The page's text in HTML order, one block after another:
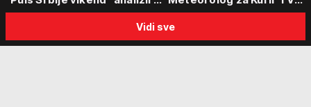
slučajeve koji su potresli
Srbiju: Zločin se ne isplati
objasnio šta nas čeka:
za ozbiljne padavine su
Vidi sve